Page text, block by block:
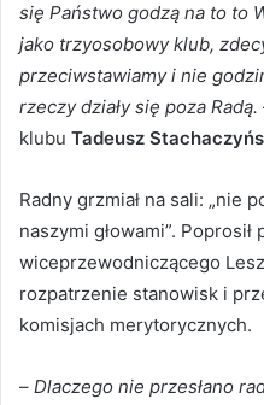
się Państwo godzą na to to
jako trzyosobowy klub,
przeciwstawiamy i nie
rzeczy działy się poza Radą.
klubu Tadeusz
Radny grzmiał na sali: „nie
naszymi głowami”.
wiceprzewodniczącego
rozpatrzenie stanowisk i
komisjach merytorycznych.
– Dlaczego nie przesłano